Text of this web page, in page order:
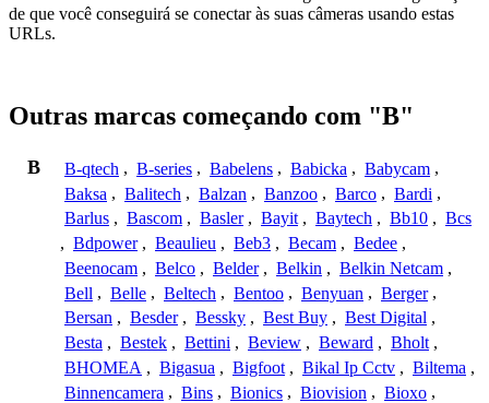
de que você conseguirá se conectar às suas câmeras usando estas
URLs.
Outras marcas começando com "B"
B B-qtech , B-series , Babelens , Babicka , Babycam ,
Baksa , Balitech , Balzan , Banzoo , Barco , Bardi ,
Barlus , Bascom , Basler , Bayit , Baytech , Bb10 , Bcs
, Bdpower , Beaulieu , Beb3 , Becam , Bedee ,
Beenocam , Belco , Belder , Belkin , Belkin Netcam ,
Bell , Belle , Beltech , Bentoo , Benyuan , Berger ,
Bersan , Besder , Bessky , Best Buy , Best Digital ,
Besta , Bestek , Bettini , Beview , Beward , Bholt ,
BHOMEA , Bigasua , Bigfoot , Bikal Ip Cctv , Biltema ,
Binnencamera , Bins , Bionics , Biovision , Bioxo ,